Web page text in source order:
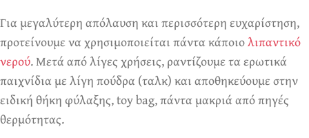
Για μεγαλύτερη απόλαυση και περισσότερη ευχαρίστηση,
προτείνουμε να χρησιμοποιείται πάντα κάποιολιπαντικό
νερού. Μετά από λίγες χρήσεις, ραντίζουμε τα ερωτικά
παιχνίδια με λίγη πούδρα (ταλκ) και αποθηκεύουμε στην
ειδική θήκη φύλαξης, toy bag, πάντα μακριά από πηγές
θερμότητας.